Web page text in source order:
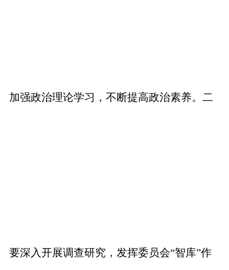
加强政治理论学习，不断提高政治素养。二
要深入开展调查研究，发挥委员会“智库”作